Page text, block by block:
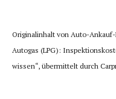
Originalinhalt von Auto-
Autogas (LPG):
wissen“, übermittelt durch